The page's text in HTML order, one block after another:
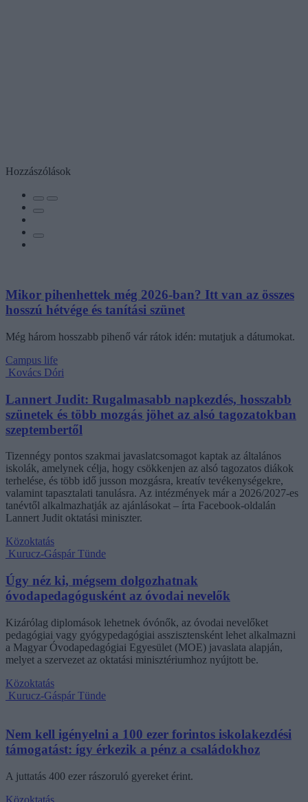
Hozzászólások
Mikor pihenhettek még 2026-ban? Itt van az összes
hosszú hétvége és tanítási szünet
Még három hosszabb pihenő vár rátok idén: mutatjuk a dátumokat.
Campus life
Kovács Dóri
Lannert Judit: Rugalmasabb napkezdés, hosszabb
szünetek és több mozgás jöhet az alsó tagozatokban
szeptembertől
Tizennégy pontos szakmai javaslatcsomagot kaptak az általános
iskolák, amelynek célja, hogy csökkenjen az alsó tagozatos diákok
terhelése, és több idő jusson mozgásra, kreatív tevékenységekre,
valamint tapasztalati tanulásra. Az intézmények már a 2026/2027-es
tanévtől alkalmazhatják az ajánlásokat – írta Facebook-oldalán
Lannert Judit oktatási miniszter.
Közoktatás
Kurucz-Gáspár Tünde
Úgy néz ki, mégsem dolgozhatnak
óvodapedagógusként az óvodai nevelők
Kizárólag diplomások lehetnek óvónők, az óvodai nevelőket
pedagógiai vagy gyógypedagógiai asszisztensként lehet alkalmazni
a Magyar Óvodapedagógiai Egyesület (MOE) javaslata alapján,
melyet a szervezet az oktatási minisztériumhoz nyújtott be.
Közoktatás
Kurucz-Gáspár Tünde
Nem kell igényelni a 100 ezer forintos iskolakezdési
támogatást: így érkezik a pénz a családokhoz
A juttatás 400 ezer rászoruló gyereket érint.